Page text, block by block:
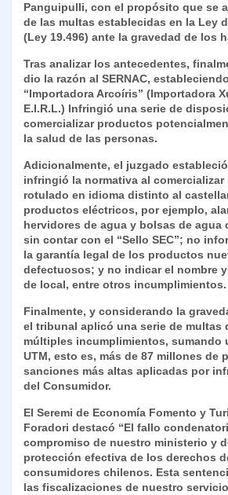
Panguipulli, con el propósito que se
de las multas establecidas en la Ley
(Ley 19.496) ante la gravedad de los
Tras analizar los antecedentes,
dio la razón al SERNAC,
“Importadora Arcoíris” (Importadora
E.I.R.L.) Infringió una serie de
comercializar productos
la salud de las personas.
Adicionalmente, el juzgado
infringió la normativa al
rotulado en idioma distinto al
productos eléctricos, por ejemplo,
hervidores de agua y bolsas de agua
sin contar con el “Sello SEC”; no
la garantía legal de los productos
defectuosos; y no indicar el nombre
de local, entre otros incumplimientos.
Finalmente, y considerando la
el tribunal aplicó una serie de multas
múltiples incumplimientos, sumando
UTM, esto es, más de 87 millones de
sanciones más altas aplicadas por
del Consumidor.
El Seremi de Economía Fomento y
Foradori destacó “El fallo
compromiso de nuestro ministerio y
protección efectiva de los derechos
consumidores chilenos. Esta
las fiscalizaciones de nuestro